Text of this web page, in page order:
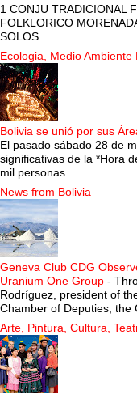
1 CONJU TRADICIONAL
FOLKLORICO
SOLOS...
Ecologia, Medio Ambiente
Bolivia se unió por sus
El pasado sábado 28 de
significativas de la *Hora
mil personas...
News from Bolivia
Geneva Club CDG
Uranium One Group -
Rodríguez, president of
Chamber of Deputies, the
Arte, Pintura, Cultura,